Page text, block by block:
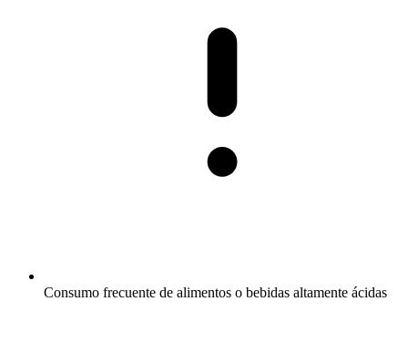
Consumo frecuente de alimentos o bebidas altamente ácidas